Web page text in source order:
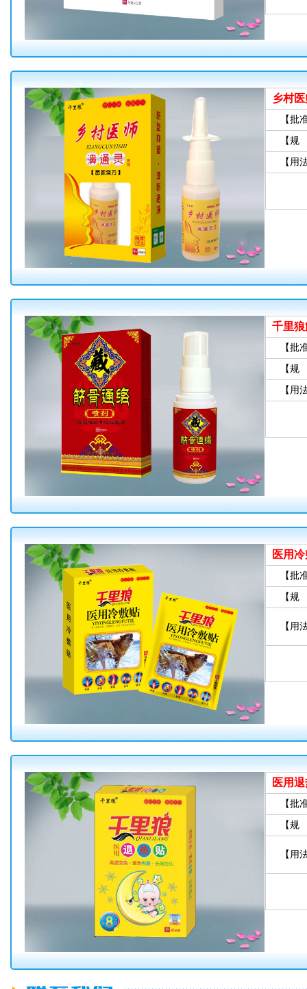
乡村
【批
【
【用
千里
【批
【
【用
医用
【批
【
【用
医用
【批
【
【用